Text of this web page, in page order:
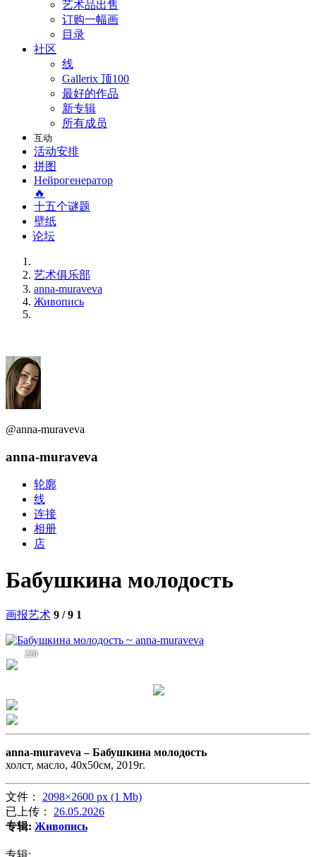
艺术品出售
订购一幅画
目录
社区
线
Gallerix 顶100
最好的作品
新专辑
所有成员
互动
活动安排
拼图
Нейрогенератор
🔥
十五个谜题
壁纸
论坛
艺术俱乐部
anna-muraveva
Живопись
@anna-muraveva
anna-muraveva
轮廓
线
连接
相册
店
Бабушкина молодость
画报艺术 9 / 9 1
220
anna-muraveva –Бабушкина молодость
холст, масло, 40х50см, 2019г.
文件： 2098×2600 px (1 Mb)
已上传： 26.05.2026
专辑: Живопись